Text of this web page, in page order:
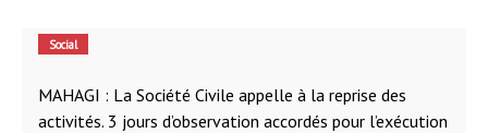
Social
MAHAGI : La Société Civile appelle à la reprise des
activités. 3 jours d’observation accordés pour l’exécution